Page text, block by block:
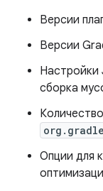
Версии
Версии
Настройки
сборка
Опции для